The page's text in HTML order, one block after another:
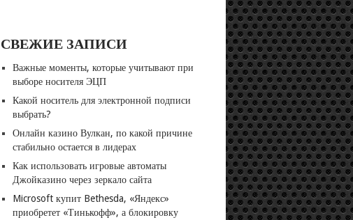
СВЕЖИЕ ЗАПИСИ
Важные моменты, которые учитывают при
выборе носителя ЭЦП
Какой носитель для электронной подписи
выбрать?
Онлайн казино Вулкан, по какой причине
стабильно остается в лидерах
Как использовать игровые автоматы
Джойказино через зеркало сайта
Microsoft купит Bethesda, «Яндекс»
приобретет «Тинькофф», а блокировку